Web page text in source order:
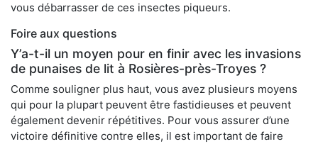
vous débarrasser de ces insectes piqueurs.
Foire aux questions
Y’a-t-il un moyen pour en finir avec les invasions
de punaises de lit à Rosières-près-Troyes ?
Comme souligner plus haut, vous avez plusieurs moyens
qui pour la plupart peuvent être fastidieuses et peuvent
également devenir répétitives. Pour vous assurer d’une
victoire définitive contre elles, il est important de faire